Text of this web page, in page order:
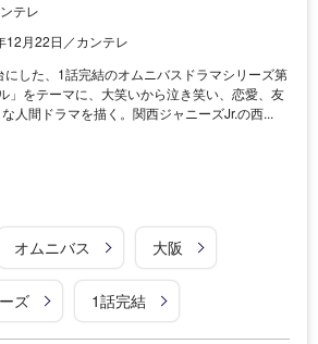
テレ
月22日／カンテレ
した、1話完結のオムニバスドラマシリーズ第
」をテーマに、大笑いから泣き笑い、恋愛、友
人間ドラマを描く。関西ジャニーズJr.の西...
オムニバス 大阪
ズ 1話完結